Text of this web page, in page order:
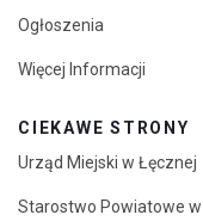
Ogłoszenia
Więcej Informacji
CIEKAWE STRONY
Urząd Miejski w Łęcznej
Starostwo Powiatowe